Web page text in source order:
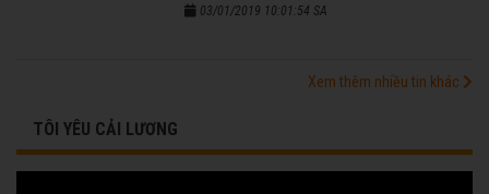
03/01/2019 10:01:54 SA
Xem thêm nhiều tin khác
TÔI YÊU CẢI LƯƠNG